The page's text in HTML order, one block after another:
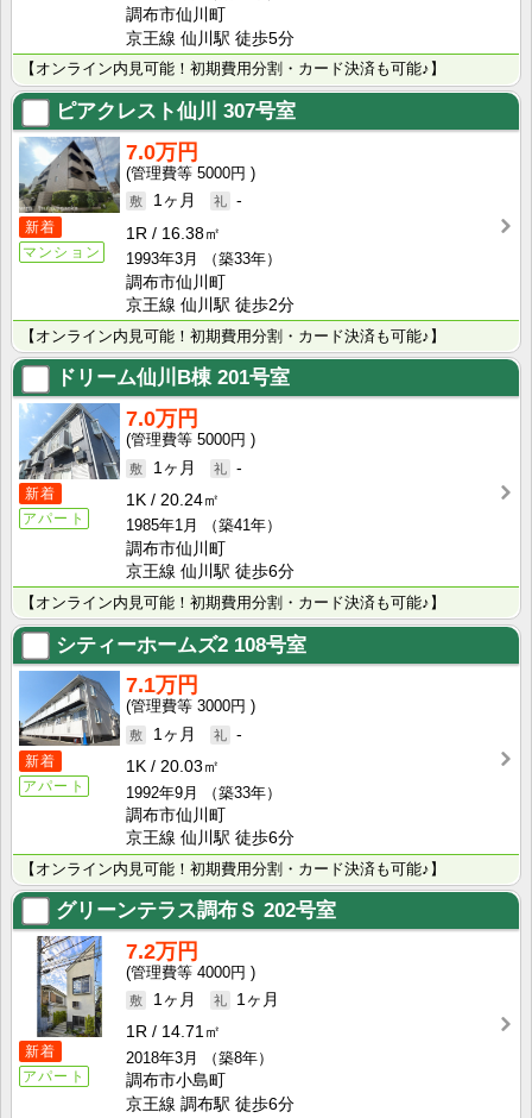
調布市仙川町
京王線 仙川駅 徒歩5分
【オンライン内見可能！初期費用分割・カード決済も可能♪】
ピアクレスト仙川 307号室
新着
マンション
7.0万円
5000円
1ヶ月
-
1R
16.38㎡
1993年3月
（築33年）
調布市仙川町
京王線 仙川駅 徒歩2分
【オンライン内見可能！初期費用分割・カード決済も可能♪】
ドリーム仙川B棟201号室
新着
アパート
7.0万円
5000円
1ヶ月
-
1K
20.24㎡
1985年1月
（築41年）
調布市仙川町
京王線 仙川駅 徒歩6分
【オンライン内見可能！初期費用分割・カード決済も可能♪】
シティーホームズ2 108号室
新着
アパート
7.1万円
3000円
1ヶ月
-
1K
20.03㎡
1992年9月
（築33年）
調布市仙川町
京王線 仙川駅 徒歩6分
【オンライン内見可能！初期費用分割・カード決済も可能♪】
グリーンテラス調布Ｓ 202号室
新着
アパート
7.2万円
4000円
1ヶ月
1ヶ月
1R
14.71㎡
2018年3月
（築8年）
調布市小島町
京王線 調布駅 徒歩6分